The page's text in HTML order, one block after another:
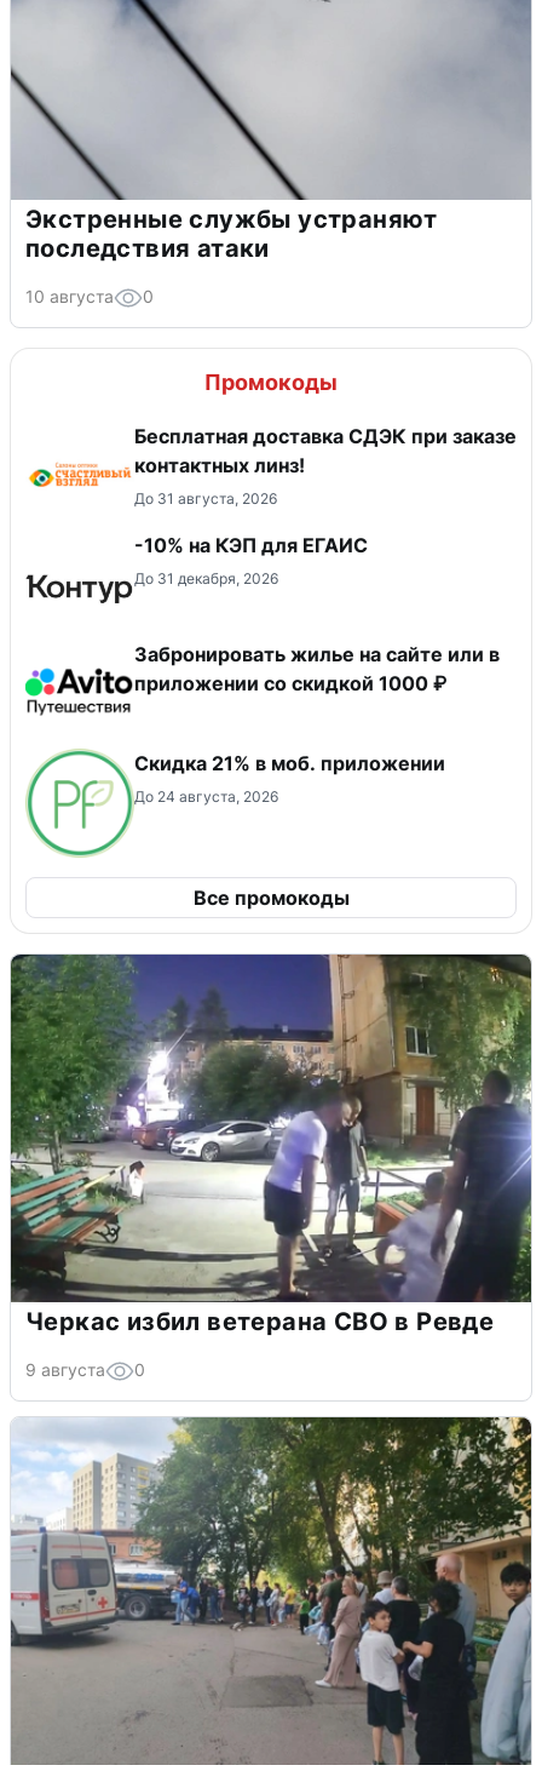
Экстренные службы устраняют
последствия атаки
10 августа 0
Промокоды
Бесплатная доставка СДЭК при заказе
контактных линз!
До 31 августа, 2026
-10% на КЭП для ЕГАИС
До 31 декабря, 2026
Забронировать жилье на сайте или в
приложении со скидкой 1000 ₽
Скидка 21% в моб. приложении
До 24 августа, 2026
Все промокоды
Черкас избил ветерана СВО в Ревде
9 августа 0